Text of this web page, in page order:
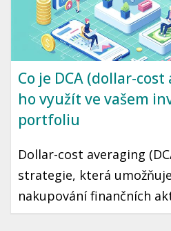
Co je DCA (dollar-
ho využít ve vašem
portfoliu
Dollar-cost averaging
strategie, která
nakupování finančních
bez ohledu na aktuální